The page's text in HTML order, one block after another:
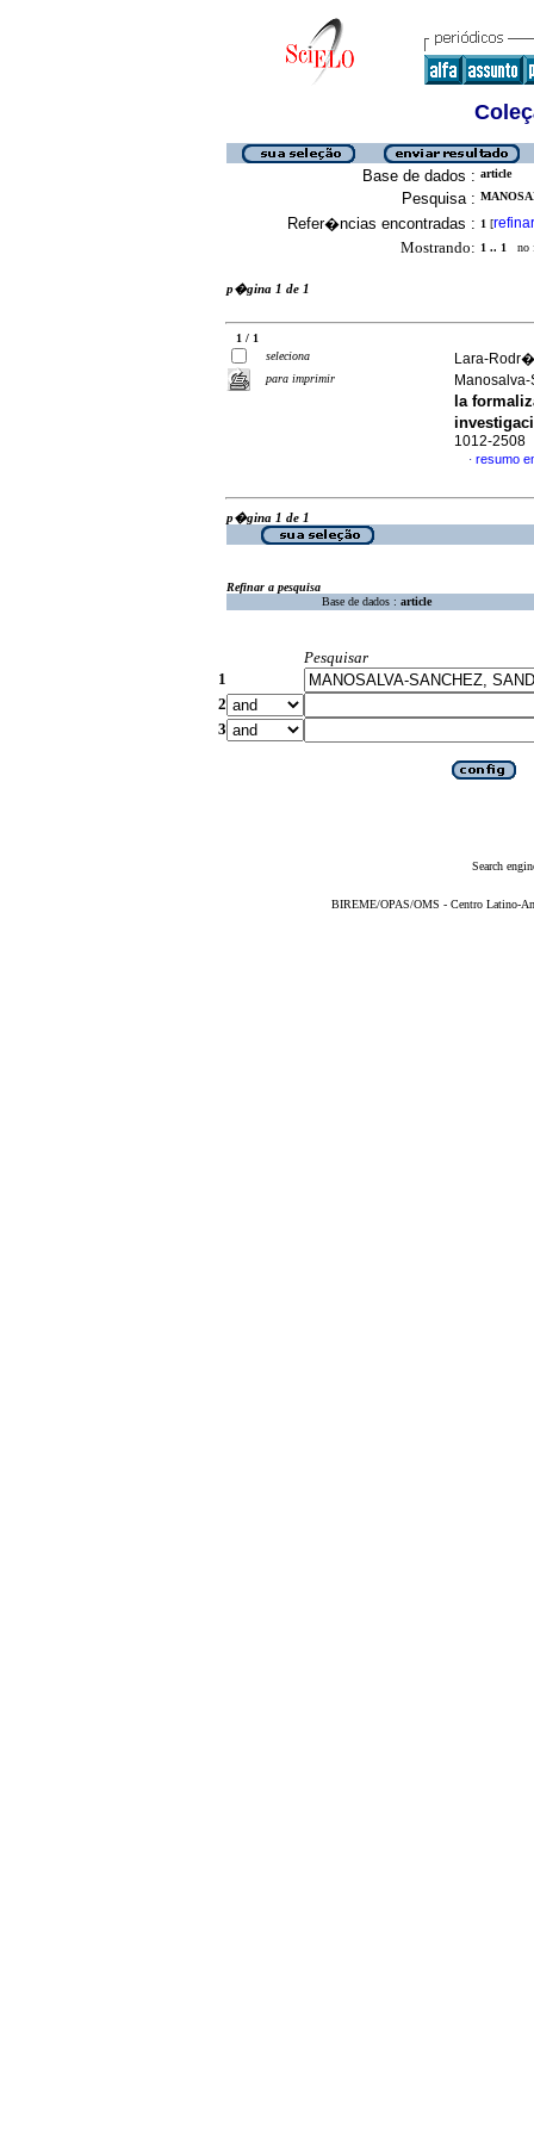
Base de dados : article
Pesquisa :
Refer�ncias encontradas : 1 [refinar
Mostrando: 1 .. 1 no
p�gina 1 de 1
1 / 1
seleciona
para imprimir
Lara-
la
1012-2508
· resumo
p�gina 1 de 1
Refinar a pesquisa
Base de dados : article
Pesquisar
1
2
3
Search
BIREME/OPAS/OMS - Centro Latino-